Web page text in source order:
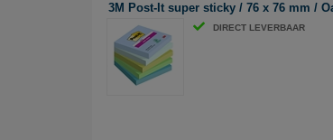
3M Post-It super sticky / 76 x 76 mm /
DIRECT LEVERBAAR